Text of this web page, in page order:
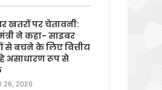
खतरों पर चेतावनी:
ने कहा- साइबर
से बचने के लिए वित्तीय
असाधारण रूप से
26, 2026